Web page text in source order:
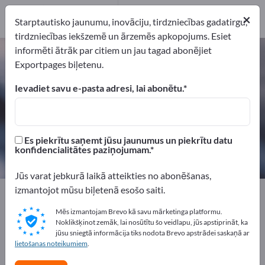
Ķīmija un farmācija – atrodiet
ražotājus un piegādātājus
Izplatītāji
11
pakalpojumu sniedzējs
1
pakalpojumu
sniedzējs1
Exportpages Ķīmija un farmācija
Reklāmējieties bez maksas
Exportpages!
Pieprasījumi – Piedāvājumi – Lietotas preces – Biznesa
×
Starptautisko jaunumu, inovāciju, tirdzniecības gadatirgu,
tirdzniecības iekšzemē un ārzemēs apkopojums. Esiet
informēti ātrāk par citiem un jau tagad abonējiet
Exportpages biļetenu.
Ievadiet savu e-pasta adresi, lai abonētu.
Es piekrītu saņemt jūsu jaunumus un piekrītu datu
konfidencialitātes paziņojumam.
Jūs varat jebkurā laikā atteikties no abonēšanas,
izmantojot mūsu biļetenā esošo saiti.
Mēs izmantojam Brevo kā savu mārketinga platformu.
Noklikšķinot zemāk, lai nosūtītu šo veidlapu, jūs apstiprināt, ka
jūsu sniegtā informācija tiks nodota Brevo apstrādei saskaņā ar
lietošanas noteikumiem.